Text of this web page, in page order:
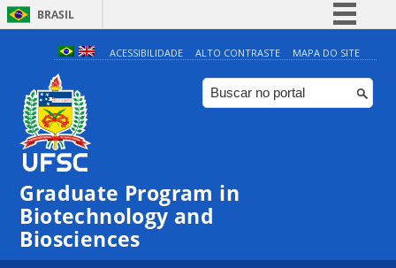
BRASIL
Simplifique!
Comunica BR
Participe
ACESSIBILIDADE ALTO CONTRASTE MAPA DO SITE
Graduate Program in
Biotechnology and
Biosciences